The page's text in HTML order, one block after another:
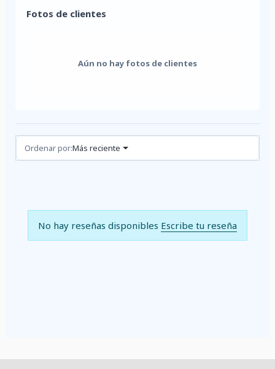
Fotos de clientes
Aún no hay fotos de clientes
Reseñas (0)
Ordenar por:Más reciente
No hay reseñas disponibles Escribe tu reseña